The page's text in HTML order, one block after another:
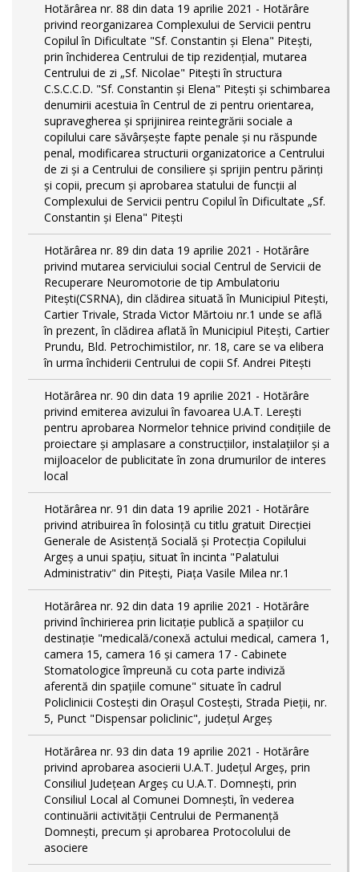
Hotărârea nr. 88 din data 19 aprilie 2021 - Hotărâre
privind reorganizarea Complexului de Servicii pentru
Copilul în Dificultate "Sf. Constantin și Elena" Pitești,
prin închiderea Centrului de tip rezidenţial, mutarea
Centrului de zi „Sf. Nicolae" Pitești în structura
C.S.C.C.D. "Sf. Constantin și Elena" Pitești și schimbarea
denumirii acestuia în Centrul de zi pentru orientarea,
supravegherea şi sprijinirea reintegrării sociale a
copilului care săvârşeşte fapte penale şi nu răspunde
penal, modificarea structurii organizatorice a Centrului
de zi și a Centrului de consiliere și sprijin pentru părinți
și copii, precum și aprobarea statului de funcții al
Complexului de Servicii pentru Copilul în Dificultate „Sf.
Constantin și Elena" Pitești
Hotărârea nr. 89 din data 19 aprilie 2021 - Hotărâre
privind mutarea serviciului social Centrul de Servicii de
Recuperare Neuromotorie de tip Ambulatoriu
Pitești(CSRNA), din clădirea situată în Municipiul Pitești,
Cartier Trivale, Strada Victor Mărtoiu nr.1 unde se află
în prezent, în clădirea aflată în Municipiul Pitești, Cartier
Prundu, Bld. Petrochimistilor, nr. 18, care se va elibera
în urma închiderii Centrului de copii Sf. Andrei Pitești
Hotărârea nr. 90 din data 19 aprilie 2021 - Hotărâre
privind emiterea avizului în favoarea U.A.T. Lerești
pentru aprobarea Normelor tehnice privind condiţiile de
proiectare şi amplasare a construcţiilor, instalaţiilor şi a
mijloacelor de publicitate în zona drumurilor de interes
local
Hotărârea nr. 91 din data 19 aprilie 2021 - Hotărâre
privind atribuirea în folosință cu titlu gratuit Direcției
Generale de Asistență Socială și Protecția Copilului
Argeș a unui spațiu, situat în incinta "Palatului
Administrativ" din Pitești, Piața Vasile Milea nr.1
Hotărârea nr. 92 din data 19 aprilie 2021 - Hotărâre
privind închirierea prin licitație publică a spațiilor cu
destinație "medicală/conexă actului medical, camera 1,
camera 15, camera 16 și camera 17 - Cabinete
Stomatologice împreună cu cota parte indiviză
aferentă din spațiile comune" situate în cadrul
Policlinicii Costești din Orașul Costești, Strada Pieții, nr.
5, Punct "Dispensar policlinic", județul Argeș
Hotărârea nr. 93 din data 19 aprilie 2021 - Hotărâre
privind aprobarea asocierii U.A.T. Județul Argeș, prin
Consiliul Județean Argeș cu U.A.T. Domnești, prin
Consiliul Local al Comunei Domnești, în vederea
continuării activității Centrului de Permanență
Domnești, precum și aprobarea Protocolului de
asociere